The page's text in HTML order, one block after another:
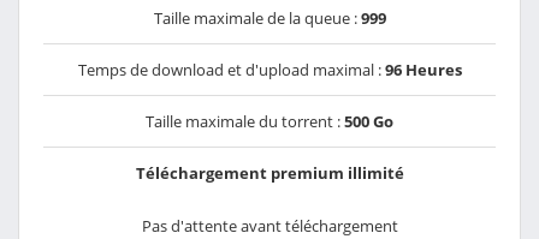
Taille maximale de la queue :999
Temps de download et d'upload maximal :96 Heures
Taille maximale du torrent :500 Go
Téléchargement premium illimité
Pas d'attente avant téléchargement